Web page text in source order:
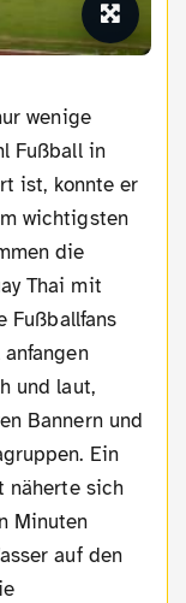
Fußball in
ist, konnte er
wichtigsten
die
Thai mit
Fußballfans
und laut,
Bannern und
Ein
näherte sich
Minuten
auf den